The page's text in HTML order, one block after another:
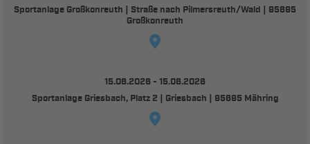
Sportanlage Großkonreuth | Straße nach Pilmersreuth/Wald | 95695
Großkonreuth
15.06.2026 - 15.06.2026
Sportanlage Griesbach, Platz 2 | Griesbach | 95695 Mähring